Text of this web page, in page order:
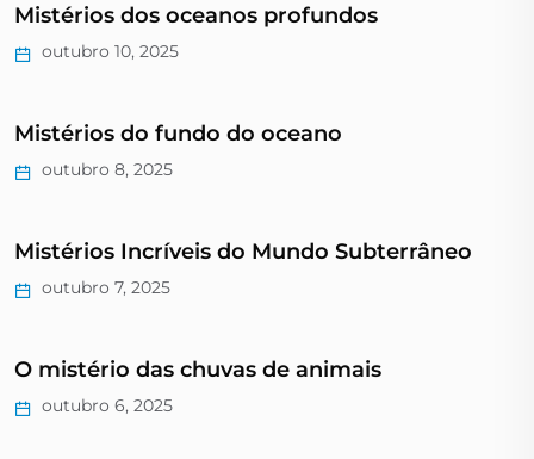
Mistérios dos oceanos profundos
outubro 10, 2025
Mistérios do fundo do oceano
outubro 8, 2025
Mistérios Incríveis do Mundo Subterrâneo
outubro 7, 2025
O mistério das chuvas de animais
outubro 6, 2025